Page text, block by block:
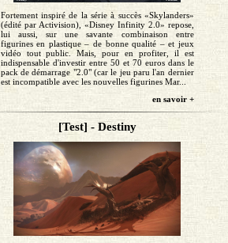
Fortement inspiré de la série à succès «Skylanders»
(édité par Activision), «Disney Infinity 2.0» repose,
lui aussi, sur une savante combinaison entre
figurines en plastique – de bonne qualité – et jeux
vidéo tout public. Mais, pour en profiter, il est
indispensable d'investir entre 50 et 70 euros dans le
pack de démarrage "2.0" (car le jeu paru l'an dernier
est incompatible avec les nouvelles figurines Mar...
en savoir +
[Test] - Destiny